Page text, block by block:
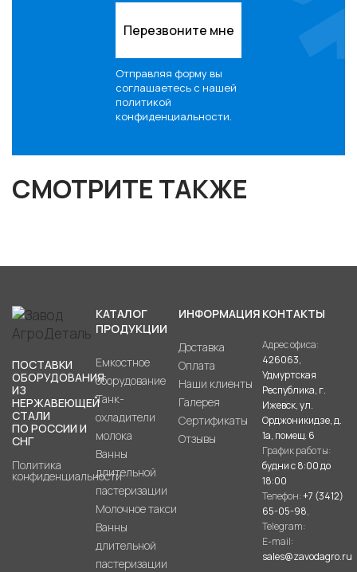
Перезвоните мне
Отправляя форму вы
соглашаетесь с нашей
политикой
конфиденциальности.
СМОТРИТЕ ТАКЖЕ
ПОСТАВКИ
ОБОРУДОВАНИЯ
ИЗ
НЕРЖАВЕЮЩЕЙ
СТАЛИ
ПО РОССИИ И
СНГ
Политика
конфиденциальности
КАТАЛОГ
ПРОДУКЦИИ
Емкостное
оборудование
Танк-
охладители
молока
Ванны
длительной
пастеризации
Молочное такси
Ванны
длительной
пастеризации
ИНФОРМАЦИЯ
Доставка
Оплата
Наши клиенты
Галерея
Сертификаты
Отзывы
КОНТАКТЫ
Адрес офиса:
426063,
Удмуртская
Республика, г.
Ижевск, ул.
Орджоникидзе, д.
1а, помещ. 6
График работы:
будни с 8:00 до
18:00
Телефон:+7 (3412)
65-05-98,
Telegram:
E-mail:
sales@zavodagro.ru